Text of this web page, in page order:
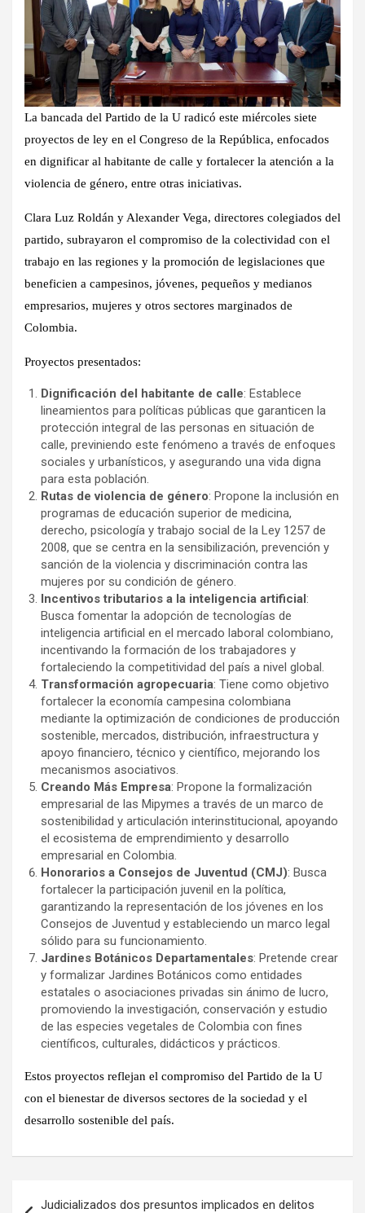
La bancada del Partido de la U radicó este miércoles siete
proyectos de ley en el Congreso de la República, enfocados
en dignificar al habitante de calle y fortalecer la atención a la
violencia de género, entre otras iniciativas.
Clara Luz Roldán y Alexander Vega, directores colegiados del
partido, subrayaron el compromiso de la colectividad con el
trabajo en las regiones y la promoción de legislaciones que
beneficien a campesinos, jóvenes, pequeños y medianos
empresarios, mujeres y otros sectores marginados de
Colombia.
Proyectos presentados:
Dignificación del habitante de calle: Establece
lineamientos para políticas públicas que garanticen la
protección integral de las personas en situación de
calle, previniendo este fenómeno a través de enfoques
sociales y urbanísticos, y asegurando una vida digna
para esta población.
Rutas de violencia de género: Propone la inclusión en
programas de educación superior de medicina,
derecho, psicología y trabajo social de la Ley 1257 de
2008, que se centra en la sensibilización, prevención y
sanción de la violencia y discriminación contra las
mujeres por su condición de género.
Incentivos tributarios a la inteligencia artificial:
Busca fomentar la adopción de tecnologías de
inteligencia artificial en el mercado laboral colombiano,
incentivando la formación de los trabajadores y
fortaleciendo la competitividad del país a nivel global.
Transformación agropecuaria: Tiene como objetivo
fortalecer la economía campesina colombiana
mediante la optimización de condiciones de producción
sostenible, mercados, distribución, infraestructura y
apoyo financiero, técnico y científico, mejorando los
mecanismos asociativos.
Creando Más Empresa: Propone la formalización
empresarial de las Mipymes a través de un marco de
sostenibilidad y articulación interinstitucional, apoyando
el ecosistema de emprendimiento y desarrollo
empresarial en Colombia.
Honorarios a Consejos de Juventud (CMJ): Busca
fortalecer la participación juvenil en la política,
garantizando la representación de los jóvenes en los
Consejos de Juventud y estableciendo un marco legal
sólido para su funcionamiento.
Jardines Botánicos Departamentales: Pretende crear
y formalizar Jardines Botánicos como entidades
estatales o asociaciones privadas sin ánimo de lucro,
promoviendo la investigación, conservación y estudio
de las especies vegetales de Colombia con fines
científicos, culturales, didácticos y prácticos.
Estos proyectos reflejan el compromiso del Partido de la U
con el bienestar de diversos sectores de la sociedad y el
desarrollo sostenible del país.
Judicializados dos presuntos implicados en delitos